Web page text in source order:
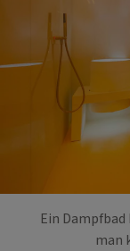
Ein
man